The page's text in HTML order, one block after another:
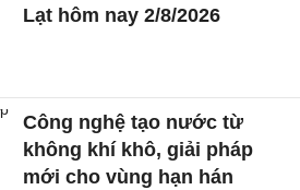
Lạt hôm nay 2/8/2026
Công nghệ tạo nước từ
không khí khô, giải pháp
mới cho vùng hạn hán